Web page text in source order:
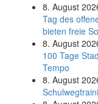
8. August
Tag des
bieten freie
8. August
100 Tage
Tempo
8. August